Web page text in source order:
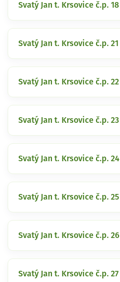
Svatý Jan t. Krsovice č.p. 18
Svatý Jan t. Krsovice č.p. 21
Svatý Jan t. Krsovice č.p. 22
Svatý Jan t. Krsovice č.p. 23
Svatý Jan t. Krsovice č.p. 24
Svatý Jan t. Krsovice č.p. 25
Svatý Jan t. Krsovice č.p. 26
Svatý Jan t. Krsovice č.p. 27